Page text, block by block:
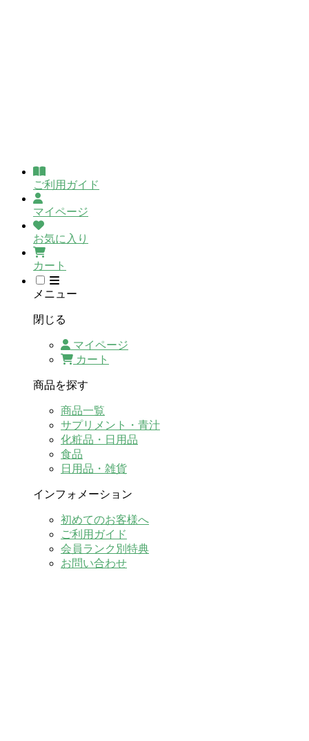
ご利用ガイド
マイページ
お気に入り
カート
メニュー
閉じる
マイページ
カート
商品を探す
商品一覧
サプリメント・青汁
化粧品・日用品
食品
日用品・雑貨
インフォメーション
初めてのお客様へ
ご利用ガイド
会員ランク別特典
お問い合わせ